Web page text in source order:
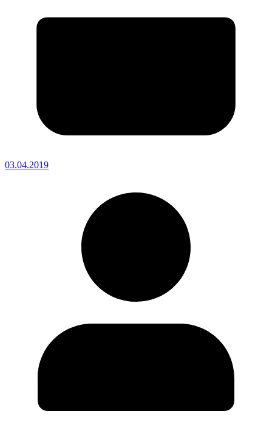
03.04.2019